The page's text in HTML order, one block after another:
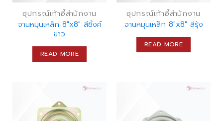
อุปกรณ์เก้าอี้สำนักงาน
จานหมุนเหล็ก 8″x8″ สีซิ้งค์
ขาว
READ MORE
อุปกรณ์เก้าอี้สำนักงาน
จานหมุนเหล็ก 8″x8″ สีรุ้ง
READ MORE